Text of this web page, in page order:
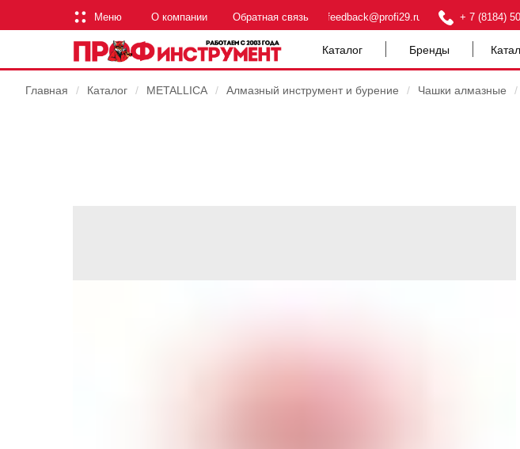
Меню + 7 (8184)
Обратная связь feedback@profi29.ru
О компании
Каталог Бренды
Главная / Каталог / METALLICA / Алмазный инструмент и бурение / Чашки алмазные /